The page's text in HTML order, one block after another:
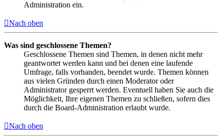
Administration ein.
Nach oben
Was sind geschlossene Themen?
Geschlossene Themen sind Themen, in denen nicht mehr
geantwortet werden kann und bei denen eine laufende
Umfrage, falls vorhanden, beendet wurde. Themen können
aus vielen Gründen durch einen Moderator oder
Administrator gesperrt werden. Eventuell haben Sie auch die
Möglichkeit, Ihre eigenen Themen zu schließen, sofern dies
durch die Board-Administration erlaubt wurde.
Nach oben